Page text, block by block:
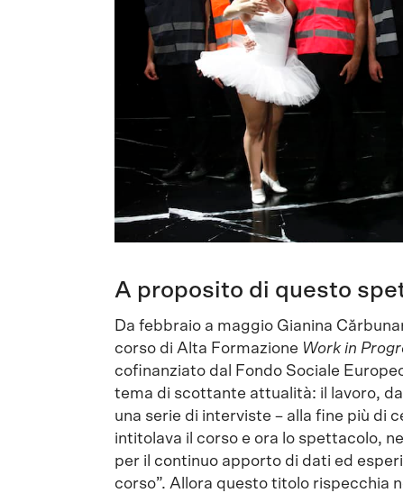
A proposito di questo
Da febbraio a maggio Gianina
corso di Alta Formazione Work in
cofinanziato dal Fondo Sociale
tema di scottante attualità: il lavoro,
una serie di interviste – alla fine più di
intitolava il corso e ora lo spettacolo,
per il continuo apporto di dati ed
corso”. Allora questo titolo rispecchia